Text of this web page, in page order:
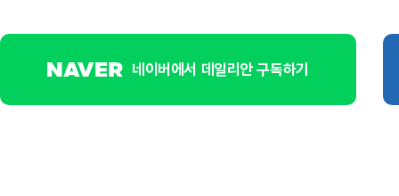
네이버에서 데일리안 구독하기